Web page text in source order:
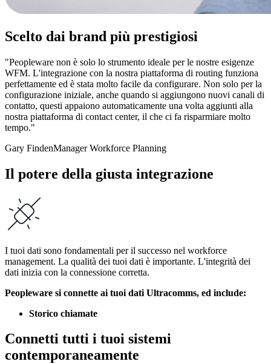
Scelto dai brand più prestigiosi
"Peopleware non è solo lo strumento ideale per le nostre esigenze
WFM. L'integrazione con la nostra piattaforma di routing funziona
perfettamente ed è stata molto facile da configurare. Non solo per la
configurazione iniziale, anche quando si aggiungono nuovi canali di
contatto, questi appaiono automaticamente una volta aggiunti alla
nostra piattaforma di contact center, il che ci fa risparmiare molto
tempo."
Gary FindenManager Workforce Planning
Il potere della giusta integrazione
I tuoi dati sono fondamentali per il successo nel workforce
management. La qualità dei tuoi dati è importante. L'integrità dei
dati inizia con la connessione corretta.
Peopleware si connette ai tuoi dati Ultracomms, ed include:
Storico chiamate
Connetti tutti i tuoi sistemi
contemporaneamente